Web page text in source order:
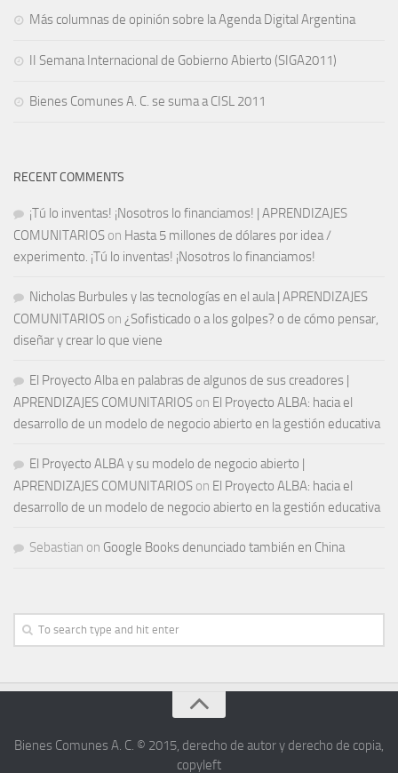
Más columnas de opinión sobre la Agenda Digital Argentina
II Semana Internacional de Gobierno Abierto (SIGA2011)
Bienes Comunes A. C. se suma a CISL 2011
RECENT COMMENTS
¡Tú lo inventas! ¡Nosotros lo financiamos! | APRENDIZAJES
COMUNITARIOS on Hasta 5 millones de dólares por idea /
experimento. ¡Tú lo inventas! ¡Nosotros lo financiamos!
Nicholas Burbules y las tecnologías en el aula | APRENDIZAJES
COMUNITARIOS on ¿Sofisticado o a los golpes? o de cómo pensar,
diseñar y crear lo que viene
El Proyecto Alba en palabras de algunos de sus creadores |
APRENDIZAJES COMUNITARIOS on El Proyecto ALBA: hacia el
desarrollo de un modelo de negocio abierto en la gestión educativa
El Proyecto ALBA y su modelo de negocio abierto |
APRENDIZAJES COMUNITARIOS on El Proyecto ALBA: hacia el
desarrollo de un modelo de negocio abierto en la gestión educativa
Sebastian on Google Books denunciado también en China
Bienes Comunes A. C. © 2015, derecho de autor y derecho de copia,
copyleft